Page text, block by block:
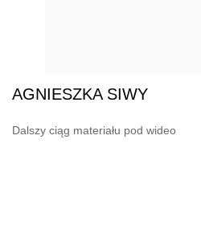
AGNIESZKA SIWY
Dalszy ciąg materiału pod wideo